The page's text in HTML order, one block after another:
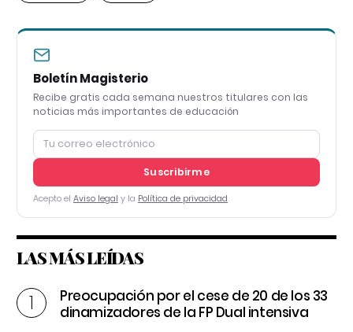
Boletín Magisterio
Recibe gratis cada semana nuestros titulares con las
noticias más importantes de educación
Suscribirme
Acepto el Aviso legal y la Política de privacidad
LAS MÁS LEÍDAS
Preocupación por el cese de 20 de los 33
dinamizadores de la FP Dual intensiva